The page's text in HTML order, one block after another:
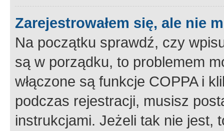
Zarejestrowałem się, ale nie
Na początku sprawdź, czy
są w porządku, to problemem
włączone są funkcje COPPA i
podczas rejestracji, musisz
instrukcjami. Jeżeli tak nie jest,